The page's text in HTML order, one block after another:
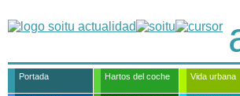
Portada Hartos del coche Vida urbana